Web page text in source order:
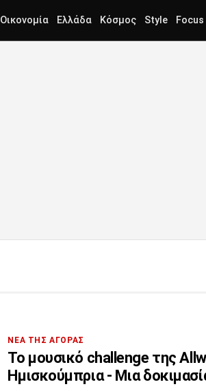
Οικονομία Ελλάδα Κόσμος Style Focus
ΝΕΑ ΤΗΣ ΑΓΟΡΑΣ
Το μουσικό challenge της
Ημισκούμπρια - Μια